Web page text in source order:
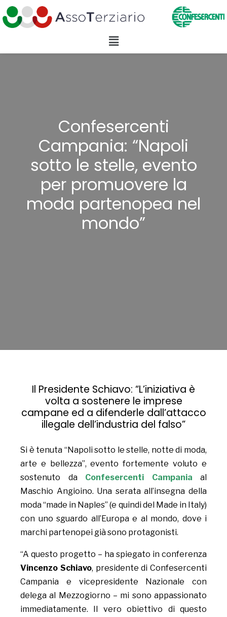
Confesercenti
Campania: “Napoli
sotto le stelle, evento
per promuovere la
moda partenopea nel
mondo”
Il Presidente Schiavo: “L’iniziativa è
volta a sostenere le imprese
campane ed a difenderle dall’attacco
illegale dell’industria del falso”
Si è tenuta “Napoli sotto le stelle, notte di moda,
arte e bellezza”, evento fortemente voluto e
sostenuto da Confesercenti Campania al
Maschio Angioino. Una serata all’insegna della
moda “made in Naples” (e quindi del Made in Italy)
con uno sguardo all’Europa e al mondo, dove i
marchi partenopei già sono protagonisti.
“A questo progetto – ha spiegato in conferenza
Vincenzo Schiavo, presidente di Confesercenti
Campania e vicepresidente Nazionale con
delega al Mezzogiorno – mi sono appassionato
immediatamente. Il vero obiettivo di questo